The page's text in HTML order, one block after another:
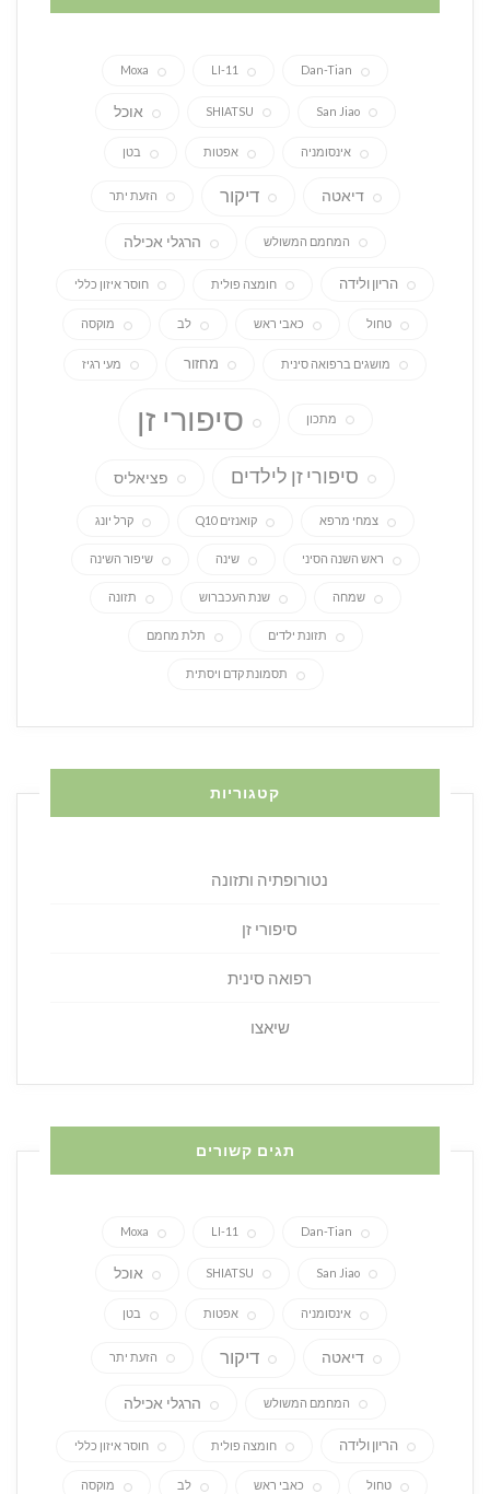
Dan-Tian
LI-11
Moxa
San Jiao
SHIATSU אוכל
אינסומניה אפטות בטן
דיאטה דיקור הזעת יתר
המחמם המשולש הרגלי אכילה
הריון ולידה חומצה פולית חוסר איזון כללי
טחול כאבי ראש לב מוקסה
מושגים ברפואה סינית מחזור מעי רגיז
מתכון סיפורי זן
סיפורי זן לילדים פציאליס
צמחי מרפא קואנזים Q10 קרל יונג
ראש השנה הסיני שינה שיפור השינה
שמחה שנת העכברוש תזונה
תזונת ילדים תלת מחמם
תסמונת קדם ויסתית
קטגוריות
נטורופתיה ותזונה
סיפורי זן
רפואה סינית
שיאצו
תגים קשורים
Dan-Tian
LI-11
Moxa
San Jiao
SHIATSU אוכל
אינסומניה אפטות בטן
דיאטה דיקור הזעת יתר
המחמם המשולש הרגלי אכילה
הריון ולידה חומצה פולית חוסר איזון כללי
טחול כאבי ראש לב מוקסה